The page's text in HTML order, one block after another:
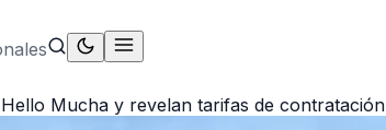
Mucha y revelan tarifas de contratación